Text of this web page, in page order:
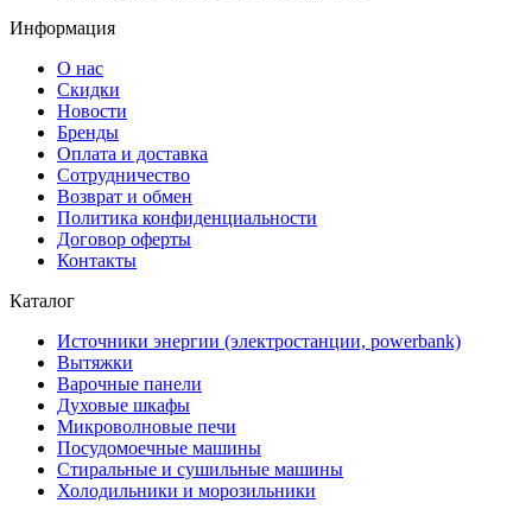
Информация
О нас
Скидки
Новости
Бренды
Оплата и доставка
Сотрудничество
Возврат и обмен
Политика конфиденциальности
Договор оферты
Контакты
Каталог
Источники энергии (электростанции, powerbank)
Вытяжки
Варочные панели
Духовые шкафы
Микроволновые печи
Посудомоечные машины
Стиральные и сушильные машины
Холодильники и морозильники